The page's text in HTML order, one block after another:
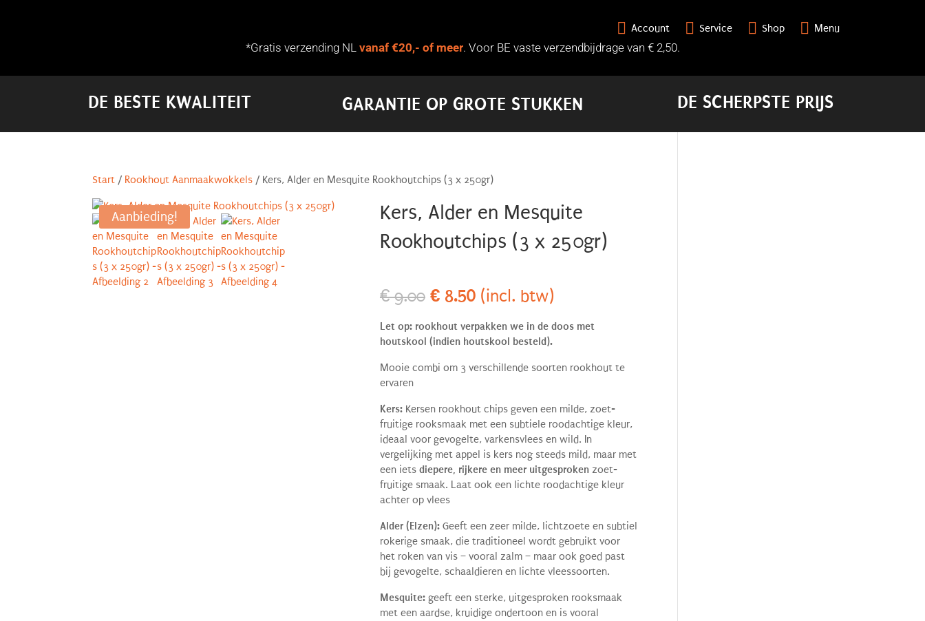
 Account  Service  Shop  Menu
*Gratis verzending NL vanaf €20,- of meer. Voor BE vaste verzendbijdrage van € 2,50.
DE BESTE KWALITEIT GARANTIE OP GROTE STUKKEN DE SCHERPSTE PRIJS
Start / Rookhout Aanmaakwokkels / Kers, Alder en Mesquite Rookhoutchips (3 x 250gr)
Aanbieding!
Kers, Alder en Mesquite
Rookhoutchips (3 x 250gr)
€9.00 Oorspronkelijke
was:
€ 9.00.
€8.50Huidige
prijs
is:
€ 8.50.
(incl. btw)
Let op: rookhout verpakken we in de doos met
houtskool (indien houtskool besteld).
Mooie combi om 3 verschillende soorten rookhout te
ervaren
Kers: Kersen rookhout chips geven een milde, zoet-
fruitige rooksmaak met een subtiele roodachtige kleur,
ideaal voor gevogelte, varkensvlees en wild. In
vergelijking met appel is kers nog steeds mild, maar met
een iets diepere, rijkere en meer uitgesprokenzoet-
fruitige smaak. Laat ook een lichte roodachtige kleur
achter op vlees
Alder (Elzen):Geeft een zeer milde, lichtzoete en subtiel
rokerige smaak, die traditioneel wordt gebruikt voor
het roken van vis – vooral zalm – maar ook goed past
bij gevogelte, schaaldieren en lichte vleessoorten.
Mesquite:geeft een sterke, uitgesproken rooksmaak
met een aardse, kruidige ondertoon en is vooral